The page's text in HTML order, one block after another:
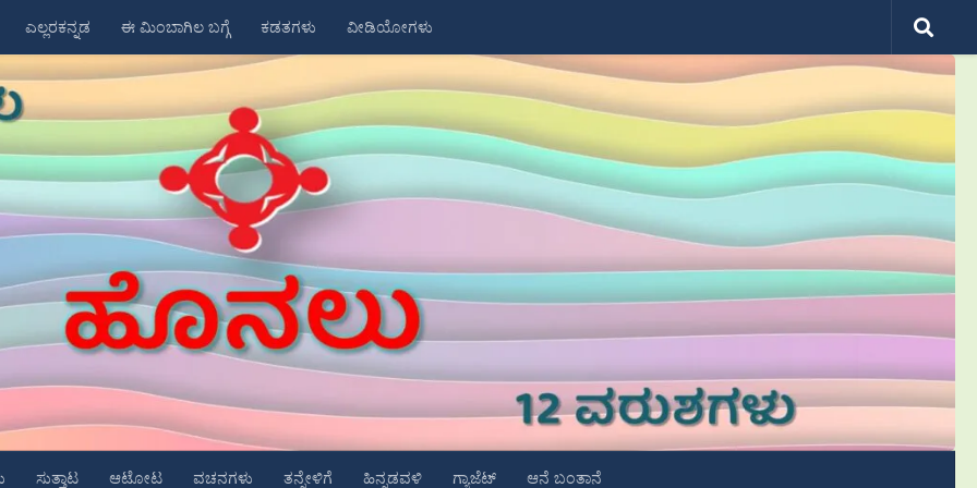
ಎಲ್ಲರಕನ್ನಡ ಈ ಮಿಂಬಾಗಿಲ ಬಗ್ಗೆ ಕಡತಗಳು ವೀಡಿಯೋಗಳು
ಸುತ್ತಾಟ ಆಟೋಟ ವಚನಗಳು ತನ್ನೇಳಿಗೆ ಹಿನ್ನಡವಳಿ ಗ್ಯಾಜೆಟ್ ಆನೆ ಬಂತಾನೆ